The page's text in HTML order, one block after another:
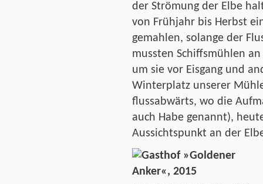
der Strömung der Elbe
von Frühjahr bis Herbst
gemahlen, solange der
mussten Schiffsmühlen
um sie vor Eisgang und
Winterplatz unserer
flussabwärts, wo die
auch Habe genannt),
Aussichtspunkt an der